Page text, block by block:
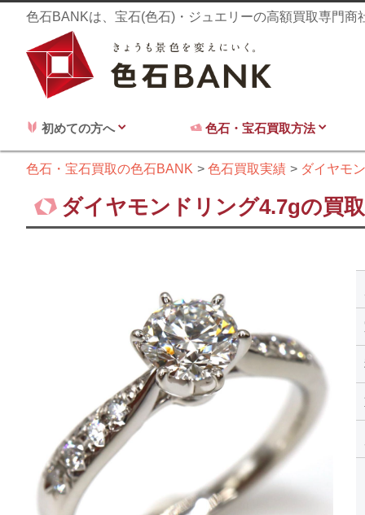
色石BANKは、宝石(色石)・ジュエリーの高額買取専門
初めての方へ 色石・宝石買取方法
色石・宝石買取の色石BANK 色石買取実績 ダイヤモ
ダイヤモンドリング4.7gの買取